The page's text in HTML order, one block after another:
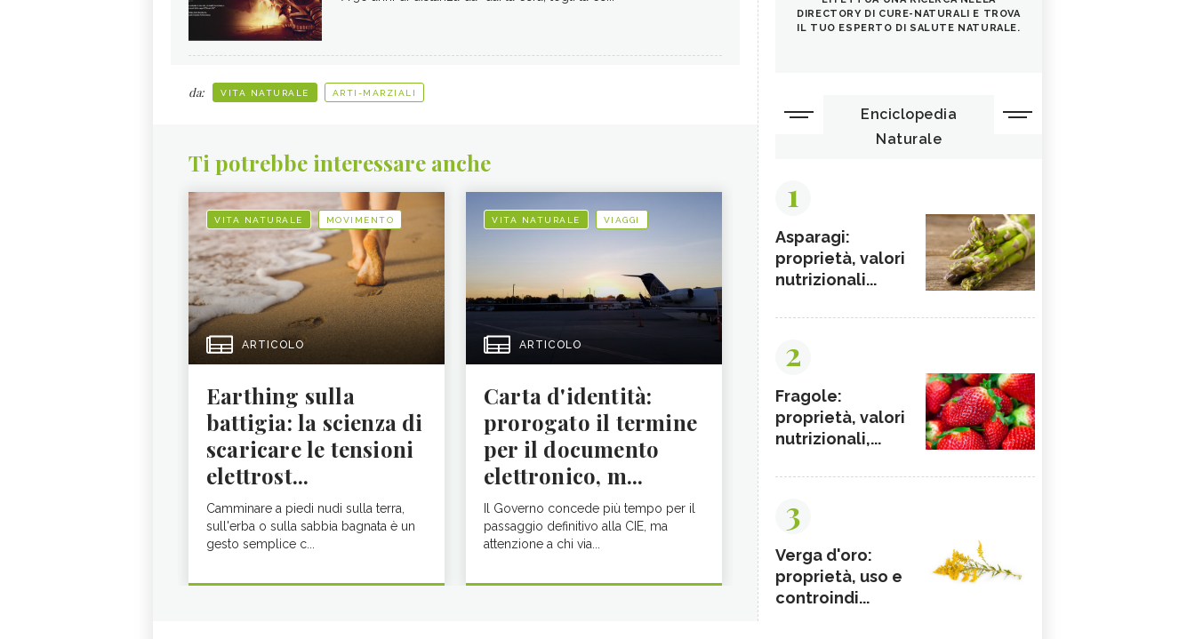
da: VITA NATURALE ARTI-MARZIALI
Ti potrebbe interessare anche
VITA NATURALE MOVIMENTO
ARTICOLO
Earthing sulla
battigia: la scienza di
scaricare le tensioni
elettrost...
Camminare a piedi nudi sulla terra,
sull'erba o sulla sabbia bagnata è un
gesto semplice c...
VITA NATURALE VIAGGI
ARTICOLO
Carta d'identità:
prorogato il termine
per il documento
elettronico, m...
Il Governo concede più tempo per il
passaggio definitivo alla CIE, ma
attenzione a chi via...
DIRECTORY DI CURE-NATURALI E TROVA
IL TUO ESPERTO DI SALUTE NATURALE.
Enciclopedia
Naturale
1
Asparagi:
proprietà, valori
nutrizionali...
2
Fragole:
proprietà, valori
nutrizionali,...
3
Verga d'oro:
proprietà, uso e
controindi...